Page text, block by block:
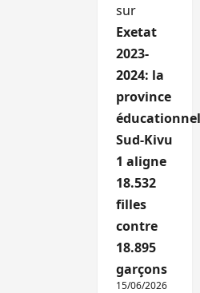
sur
Exetat
2023-
2024: la
province
Sud-Kivu
1 aligne
18.532
filles
contre
18.895
garçons
15/06/2026